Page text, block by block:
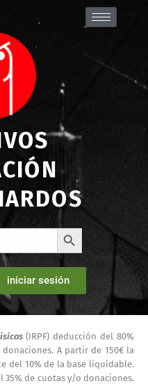
Botón de búsqueda
iniciar sesión
(IRPF) deducción del 80%
A partir de 150€ la
del 10% de la base liquidable.
35% de cuotas y/o donaciones.